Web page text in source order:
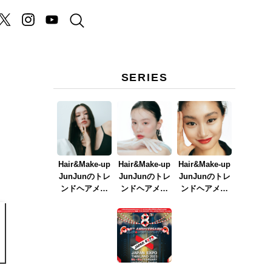
SERIES
Hair&Make-up
JunJunのトレ
ンドヘアメイ
Hair&Make-up
JunJunのトレ
ンドヘアメイ
イク
ver.2023』
Hair&Make-up
JunJunのトレ
ンドヘアメイ